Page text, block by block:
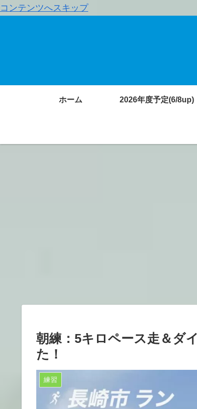
コンテンツへスキップ
ホーム 2026年度予定(6/8up)
朝練：5キロペース走＆ダ
た！
練習